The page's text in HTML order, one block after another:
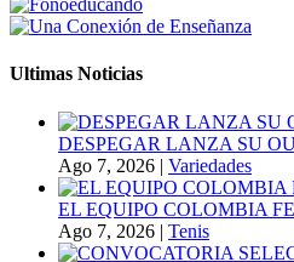
Ultimas Noticias
DESPEGAR LANZA SU
Ago 7, 2026 | Variedades
EL EQUIPO COLOMBIA
Ago 7, 2026 | Tenis